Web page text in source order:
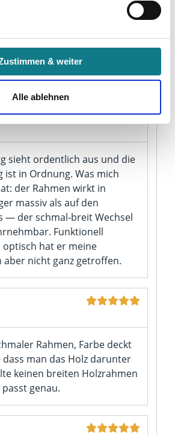
die von Ihnen gewünschten
ein.
Sie jederzeit mit Wirkung für die
Am einfachsten ist es, wenn Sie dazu
getroffene Auswahl anpassen. Durch
wird die vorherige
& weiter
Alle ablehnen
ließen beim
viel Spielraum, man muss
sieht ordentlich aus und die
ist in Ordnung. Was mich
der Rahmen wirkt in
massiv als auf den
— der schmal-breit Wechsel
Funktionell
hat er meine
aber nicht ganz getroffen.
Rahmen, Farbe deckt
man das Holz darunter
keinen breiten Holzrahmen
genau.